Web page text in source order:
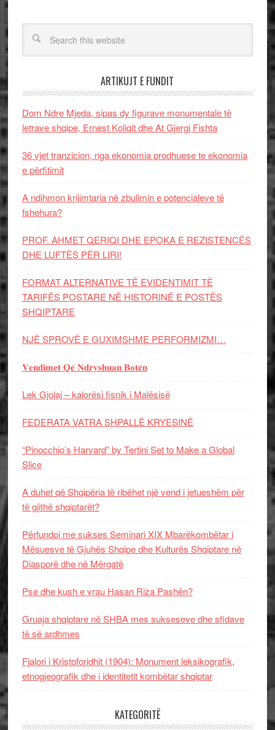
ARTIKUJT E FUNDIT
Dom Ndre Mjeda, sipas dy figurave monumentale të
letrave shqipe, Ernest Koliqit dhe At Gjergj Fishta
36 vjet tranzicion, nga ekonomia prodhuese te ekonomia
e përfitimit
A ndihmon krijimtaria në zbulimin e potencialeve të
fshehura?
PROF. AHMET QERIQI DHE EPOKA E REZISTENCЁS
DHE LUFTЁS PЁR LIRI!
FORMAT ALTERNATIVE TË EVIDENTIMIT TË
TARIFËS POSTARE NË HISTORINË E POSTËS
SHQIPTARE
NJË SPROVË E GUXIMSHME PERFORMIZMI…
𝐕𝐞𝐧𝐝𝐢𝐦𝐞𝐭 𝐐𝐞̈ 𝐍𝐝𝐫𝐲𝐬𝐡𝐮𝐚𝐧 𝐁𝐨𝐭𝐞̈𝐧
Lek Gjolaj – kalorësi fisnik i Malësisë
FEDERATA VATRA SHPALLË KRYESINË
“Pinocchio’s Harvard” by Tertini Set to Make a Global
Slice
A duhet që Shqipëria të ribëhet një vend i jetueshëm për
të gjithë shqiptarët?
Përfundoi me sukses Seminari XIX Mbarëkombëtar i
Mësuesve të Gjuhës Shqipe dhe Kulturës Shqiptare në
Diasporë dhe në Mërgatë
Pse dhe kush e vrau Hasan Riza Pashën?
Gruaja shqiptare në SHBA mes sukseseve dhe sfidave
të së ardhmes
Fjalori i Kristoforidhit (1904): Monument leksikografik,
etnogjeografik dhe i identitetit kombëtar shqiptar
KATEGORITË